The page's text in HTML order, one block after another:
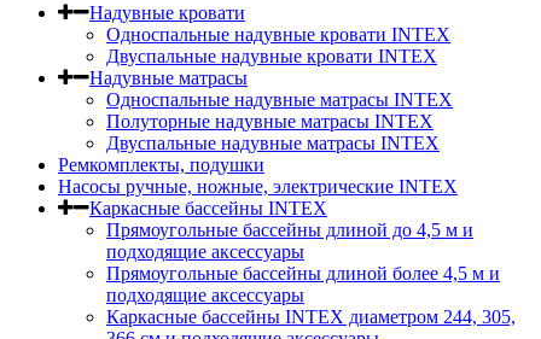
Надувные кровати
Односпальные надувные кровати INTEX
Двуспальные надувные кровати INTEX
Надувные матрасы
Односпальные надувные матрасы INTEX
Полуторные надувные матрасы INTEX
Двуспальные надувные матрасы INTEX
Ремкомплекты, подушки
Насосы ручные, ножные, электрические INTEX
Каркасные бассейны INTEX
Прямоугольные бассейны длиной до 4,5 м и
подходящие аксессуары
Прямоугольные бассейны длиной более 4,5 м и
подходящие аксессуары
Каркасные бассейны INTEX диаметром 244, 305,